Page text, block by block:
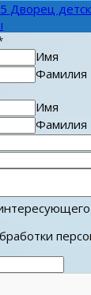
Дворец
Имя
Фамилия
Имя
Фамилия